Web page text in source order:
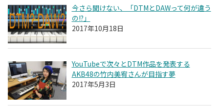
今さら聞けない、「DTMとDAWって何が違う
の!?」
2017年10月18日
YouTubeで次々とDTM作品を発表する
AKB48の竹内美宥さんが目指す夢
2017年5月3日